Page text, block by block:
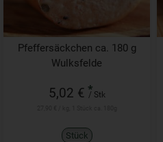
Pfeffersäckchen ca. 180 g
Wulksfelde
5,02 € *
/ Stk
Stück